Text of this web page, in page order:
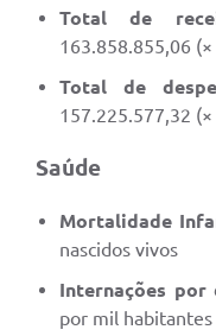
Total de
163.858.855,06
Total de
157.225.577,32
Saúde
Mortalidade
nascidos vivos
Internações por
por mil habitantes